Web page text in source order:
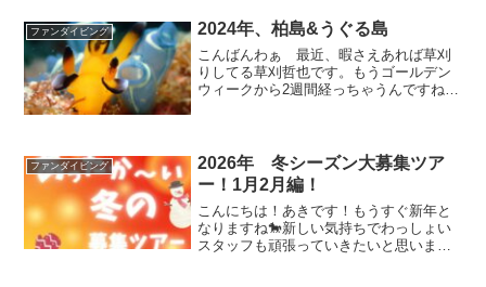
ファンダイビング 2024年、柏島&うぐる島
こんばんわぁ 最近、暇さえあれば草刈
りしてる草刈哲也です。もうゴールデン
ウィークから2週間経っちゃうんですね
ョツタツが隠れ...
ファンダイビング
2026年 冬シーズン大募集ツア
ー！1月2月編！
こんにちは！あきです！もうすぐ新年と
なりますね🐎新しい気持ちでわっしょい
スタッフも頑張っていきたいと思いま